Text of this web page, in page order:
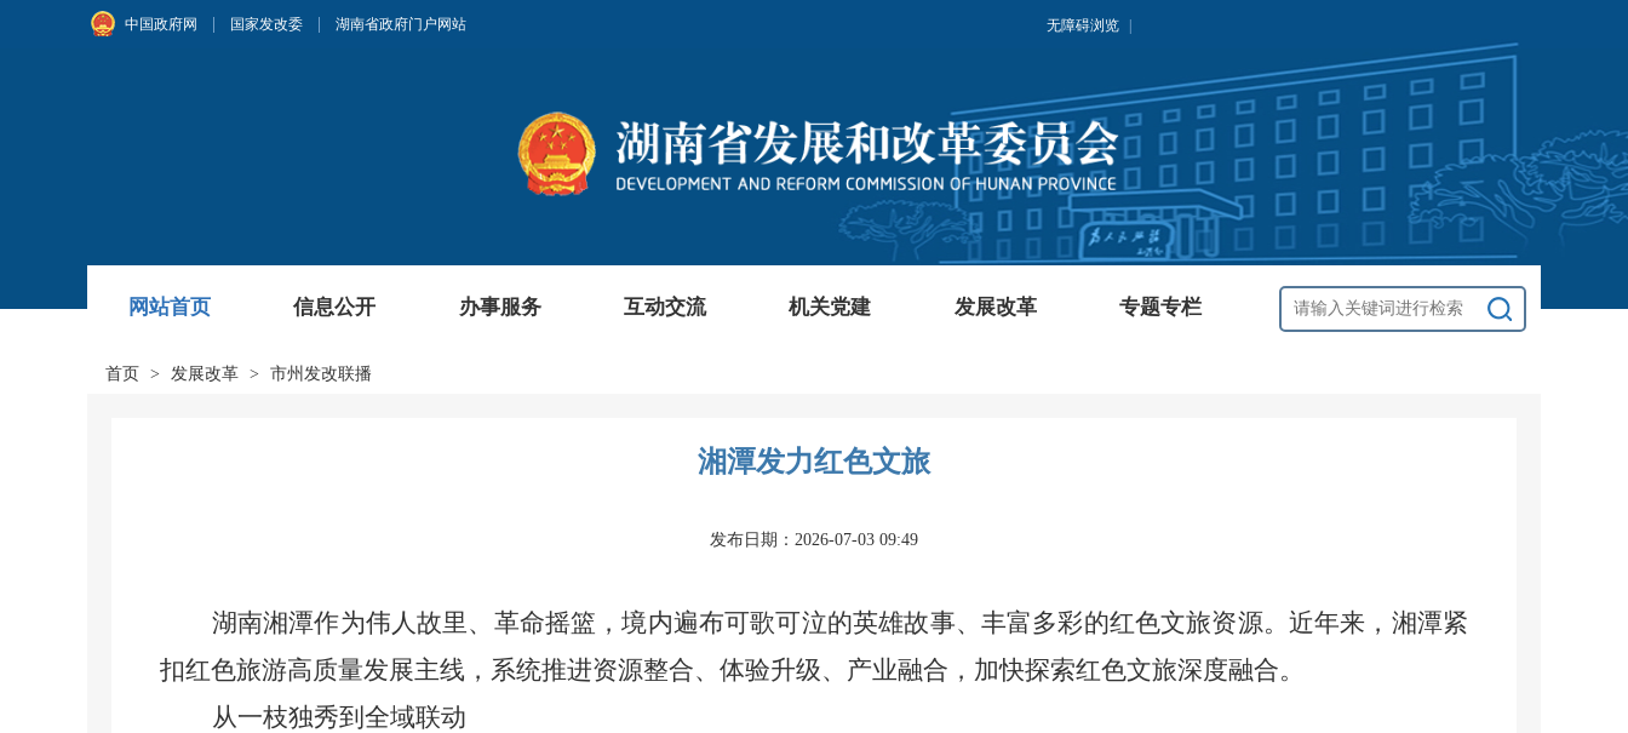
中国政府网 国家发改委 湖南省政府门户网站 无障碍浏览
网站首页 信息公开 办事服务 互动交流 机关党建 发展改革 专题专栏
首页 > 发展改革 > 市州发改联播
湘潭发力红色文旅
发布日期：2026-07-03 09:49
湖南湘潭作为伟人故里、革命摇篮，境内遍布可歌可泣的英雄故事、丰富多彩的红色文旅资源。近年来，湘潭紧
扣红色旅游高质量发展主线，系统推进资源整合、体验升级、产业融合，加快探索红色文旅深度融合。
从一枝独秀到全域联动